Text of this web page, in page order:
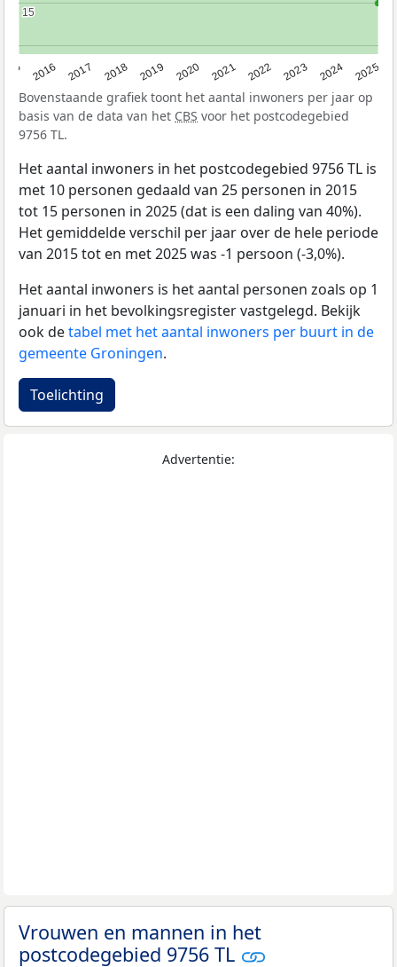
2016 2017 2018 2019 2020 2021 2022 2023 2024 2025
15
15
Bovenstaande grafiek toont het aantal inwoners per jaar op
basis van de data van het CBS voor het postcodegebied
9756 TL.
Het aantal inwoners in het postcodegebied 9756 TL is
met 10 personen gedaald van 25 personen in 2015
tot 15 personen in 2025 (dat is een daling van 40%).
Het gemiddelde verschil per jaar over de hele periode
van 2015 tot en met 2025 was -1 persoon (-3,0%).
Het aantal inwoners is het aantal personen zoals op 1
januari in het bevolkingsregister vastgelegd. Bekijk
ook detabel met het aantal inwoners per buurt in de
gemeente Groningen.
Toelichting
Advertentie:
Vrouwen en mannen in het
postcodegebied 9756 TL